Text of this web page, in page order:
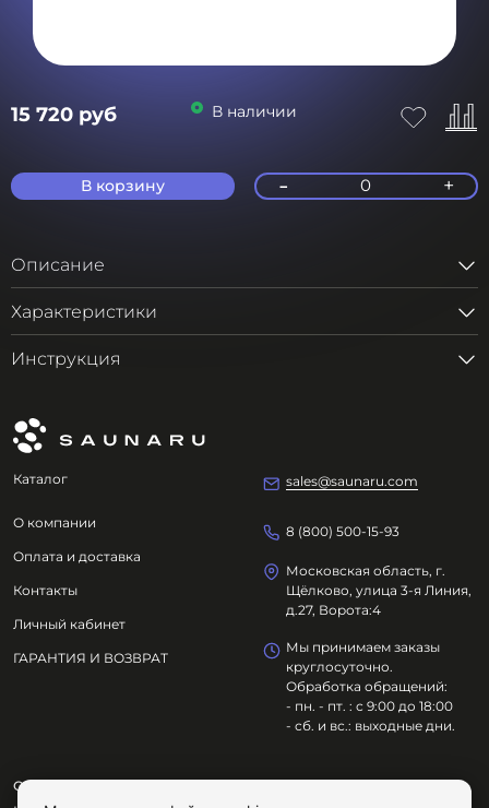
15 720 руб В наличии
В корзину - 0 +
Описание
Характеристики
Инструкция
Каталог
О компании
Оплата и доставка
Контакты
Личный кабинет
ГАРАНТИЯ И ВОЗВРАТ
sales@saunaru.com
8 (800) 500-15-93
Московская область, г.
Щёлково, улица 3-я Линия,
д.27, Ворота:4
Мы принимаем заказы
круглосуточно.
Обработка обращений:
- пн. - пт. : с 9:00 до 18:00
- сб. и вс.: выходные дни.
ООО "ОЗДОРОВИТЕЛЬНЫЕ ТЕХНОЛОГИИ"